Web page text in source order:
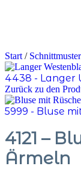
Start /
4438 - Langer
Zurück zu den
5999 - Bluse
4121 –
Ärmeln